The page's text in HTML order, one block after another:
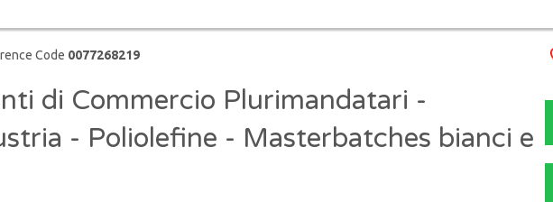
Code 0077268219
di Commercio Plurimandatari -
- Poliolefine - Masterbatches bianci e